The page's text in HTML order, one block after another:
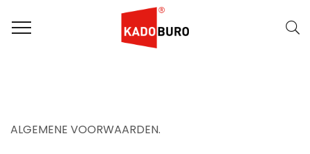
ALGEMENE VOORWAARDEN.